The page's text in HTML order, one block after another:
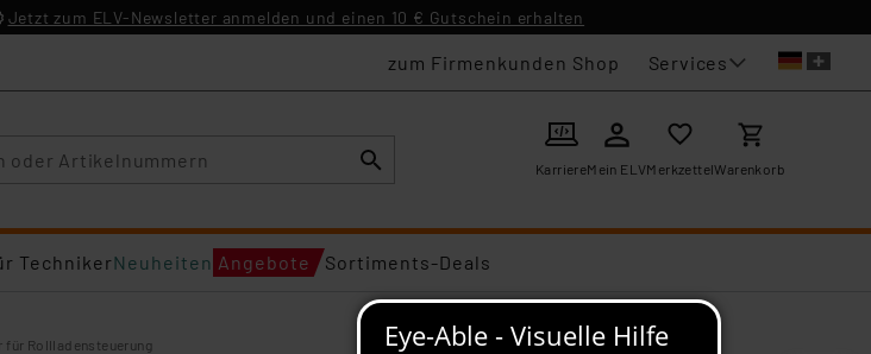
Jetzt zum ELV-Newsletter anmelden und einen 10 € Gutschein erhalten
zum Firmenkunden Shop Services
KarriereMein ELVMerkzettelWarenkorb
TechnikerNeuheiten Angebote Sortiments-Deals
für Rollladensteuerung